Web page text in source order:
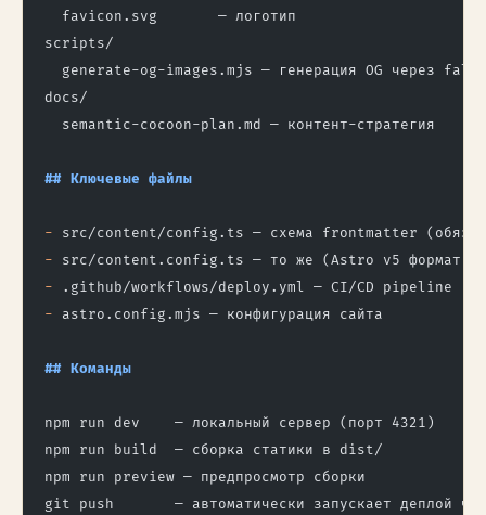
  favicon.svg       — логотип
scripts/
generate-og-images.mjs — генерация OG через
docs/
  semantic-cocoon-plan.md — контент-стратегия
## Ключевые файлы
- src/content/config.ts — схема frontmatter
- src/content.config.ts — то же (Astro v5 формат)
- .github/workflows/deploy.yml — CI/CD pipeline
- astro.config.mjs — конфигурация сайта
## Команды
npm run dev    — локальный сервер (порт 4321)
npm run build  — сборка статики в dist/
npm run preview — предпросмотр сборки
git push       — автоматически запускает деплой